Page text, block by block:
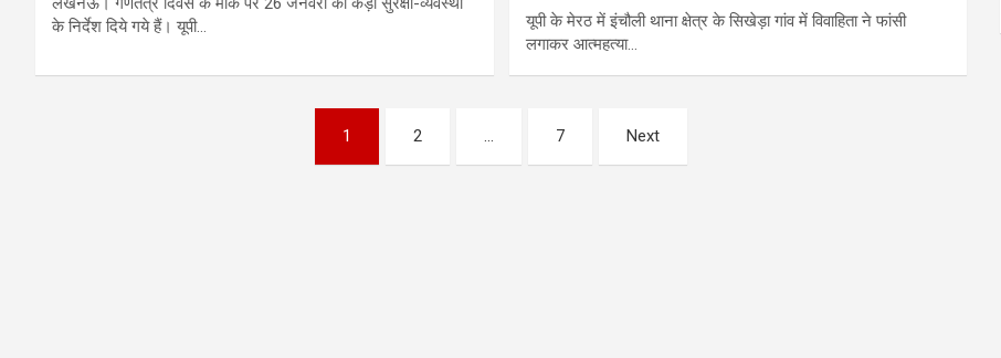
के निर्देश दिये गये हैं। यूपी…
यूपी के मेरठ में इंचौली थाना क्षेत्र के सिखेड़ा गांव में विवाहिता ने फांसी
लगाकर आत्महत्या…
1 2 … 7 Next